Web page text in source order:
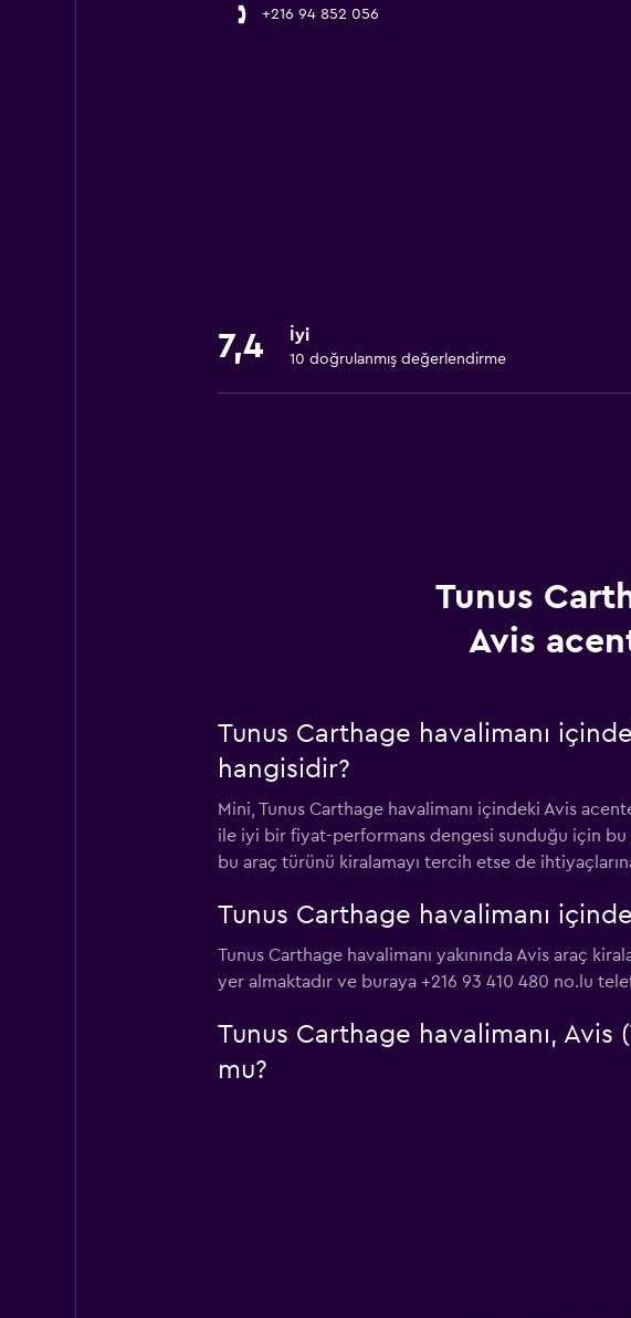
+216 94 852 056
7,4 İyi
10 doğrulanmış değerlendirme
Tunus
Avis
Tunus Carthage havalimanı
hangisidir?
Mini, Tunus Carthage havalimanı içindeki Avis
ile iyi bir fiyat-performans dengesi sunduğu için bu
bu araç türünü kiralamayı tercih etse de
Tunus Carthage havalimanı
Tunus Carthage havalimanı yakınında Avis araç
yer almaktadır ve buraya +216 93 410 480 no.lu
Tunus Carthage havalimanı, Avis
mu?